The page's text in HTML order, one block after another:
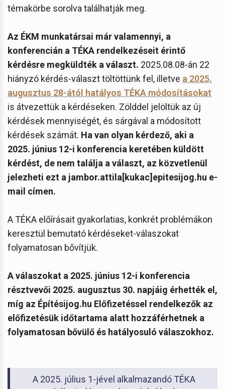
témakörbe sorolva találhatják meg.
Az ÉKM munkatársai már valamennyi, a
konferencián a TÉKA rendelkezéseit érintő
kérdésre megküldték a választ. 2025.08.08-án 22
hiányzó kérdés-választ töltöttünk fel, illetve a 2025.
augusztus 28-ától hatályos TÉKA módosításokat
is átvezettük a kérdéseken. Zölddel jelöltük az új
kérdések mennyiségét, és sárgával a módosított
kérdések számát. Ha van olyan kérdező, aki a
2025. június 12-i konferencia keretében küldött
kérdést, de nem találja a választ, az közvetlenül
jelezheti ezt a jambor.attila[kukac]epitesijog.hu e-
mail címen.
A TÉKA előírásait gyakorlatias, konkrét problémákon
keresztül bemutató kérdéseket-válaszokat
folyamatosan bővítjük.
A válaszokat a 2025. június 12-i konferencia
résztvevői 2025. augusztus 30. napjáig érhették el,
míg az Építésijog.hu Előfizetéssel rendelkezők az
előfizetésük időtartama alatt hozzáférhetnek a
folyamatosan bővülő és hatályosuló válaszokhoz.
A 2025. július 1-jével alkalmazandó TÉKA